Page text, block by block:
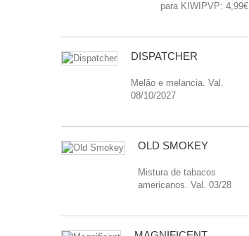
para KIWIPVP: 4,99€
DISPATCHER
Melão e melancia. Val.
08/10/2027
OLD SMOKEY
Mistura de tabacos
americanos. Val. 03/28